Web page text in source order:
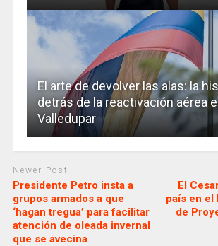
El arte de devolver las alas: la
detrás de la reactivación aérea
Valledupar
Newer Post
Presidente Petro insta a
grupos armados a que
‘hagan tregua’ para facilitar
atención de oleada invernal
que se avecina
El
país en el
de